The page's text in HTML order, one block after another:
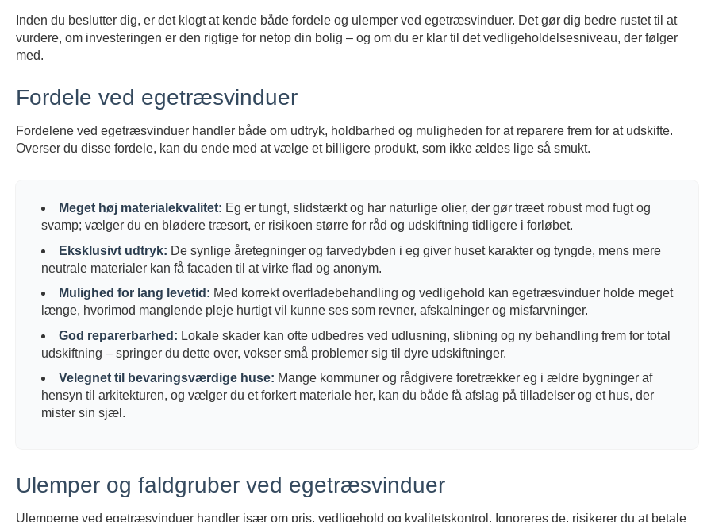
Inden du beslutter dig, er det klogt at kende både fordele og ulemper ved egetræsvinduer. Det gør dig bedre rustet til at
vurdere, om investeringen er den rigtige for netop din bolig – og om du er klar til det vedligeholdelsesniveau, der følger
med.
Fordele ved egetræsvinduer
Fordelene ved egetræsvinduer handler både om udtryk, holdbarhed og muligheden for at reparere frem for at udskifte.
Overser du disse fordele, kan du ende med at vælge et billigere produkt, som ikke ældes lige så smukt.
Meget høj materialekvalitet: Eg er tungt, slidstærkt og har naturlige olier, der gør træet robust mod fugt og
svamp; vælger du en blødere træsort, er risikoen større for råd og udskiftning tidligere i forløbet.
Eksklusivt udtryk: De synlige åretegninger og farvedybden i eg giver huset karakter og tyngde, mens mere
neutrale materialer kan få facaden til at virke flad og anonym.
Mulighed for lang levetid: Med korrekt overfladebehandling og vedligehold kan egetræsvinduer holde meget
længe, hvorimod manglende pleje hurtigt vil kunne ses som revner, afskalninger og misfarvninger.
God reparerbarhed: Lokale skader kan ofte udbedres ved udlusning, slibning og ny behandling frem for total
udskiftning – springer du dette over, vokser små problemer sig til dyre udskiftninger.
Velegnet til bevaringsværdige huse: Mange kommuner og rådgivere foretrækker eg i ældre bygninger af
hensyn til arkitekturen, og vælger du et forkert materiale her, kan du både få afslag på tilladelser og et hus, der
mister sin sjæl.
Ulemper og faldgruber ved egetræsvinduer
Ulemperne ved egetræsvinduer handler især om pris, vedligehold og kvalitetskontrol. Ignoreres de, risikerer du at betale